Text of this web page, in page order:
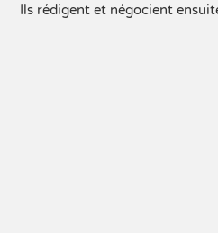
Ils rédigent et négocient